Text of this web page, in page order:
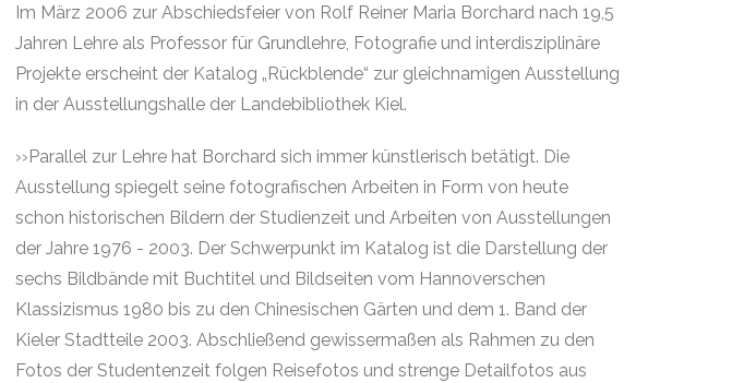
Im März 2006 zur Abschiedsfeier von Rolf Reiner Maria Borchard nach 19,5
Jahren Lehre als Professor für Grundlehre, Fotografie und interdisziplinäre
Projekte erscheint der Katalog „Rückblende“ zur gleichnamigen Ausstellung
in der Ausstellungshalle der Landebibliothek Kiel.
››Parallel zur Lehre hat Borchard sich immer künstlerisch betätigt. Die
Ausstellung spiegelt seine fotografischen Arbeiten in Form von heute
schon historischen Bildern der Studienzeit und Arbeiten von Ausstellungen
der Jahre 1976 - 2003. Der Schwerpunkt im Katalog ist die Darstellung der
sechs Bildbände mit Buchtitel und Bildseiten vom Hannoverschen
Klassizismus 1980 bis zu den Chinesischen Gärten und dem 1. Band der
Kieler Stadtteile 2003. Abschließend gewissermaßen als Rahmen zu den
Fotos der Studentenzeit folgen Reisefotos und strenge Detailfotos aus